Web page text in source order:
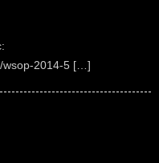
wsop-2014-5 […]